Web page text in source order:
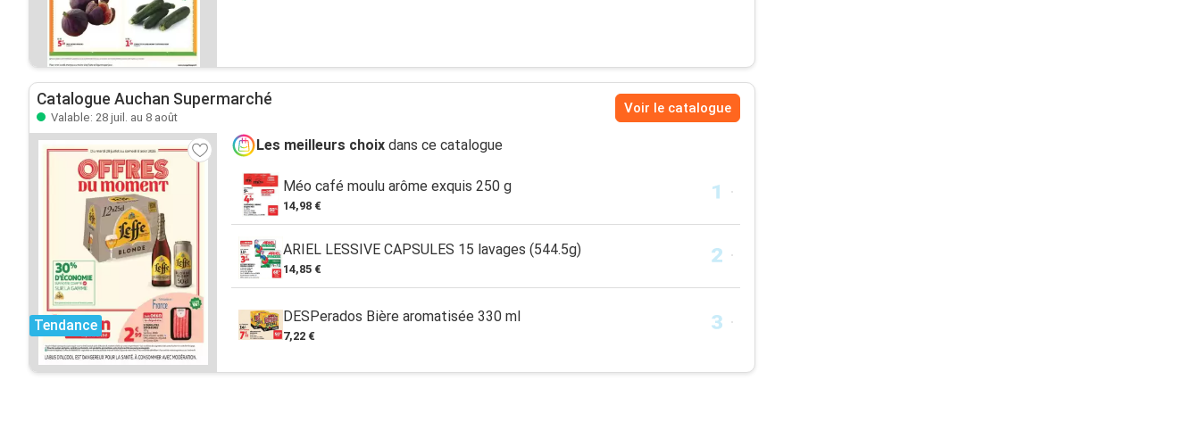
Catalogue Auchan Supermarché
Valable: 28 juil. au 8 août
Voir le catalogue
Tendance
Les meilleurs choix dans ce catalogue
Méo café moulu arôme exquis 250 g
14,98 €
ARIEL LESSIVE CAPSULES 15 lavages (544.5g)
14,85 €
DESPerados Bière aromatisée 330 ml
7,22 €